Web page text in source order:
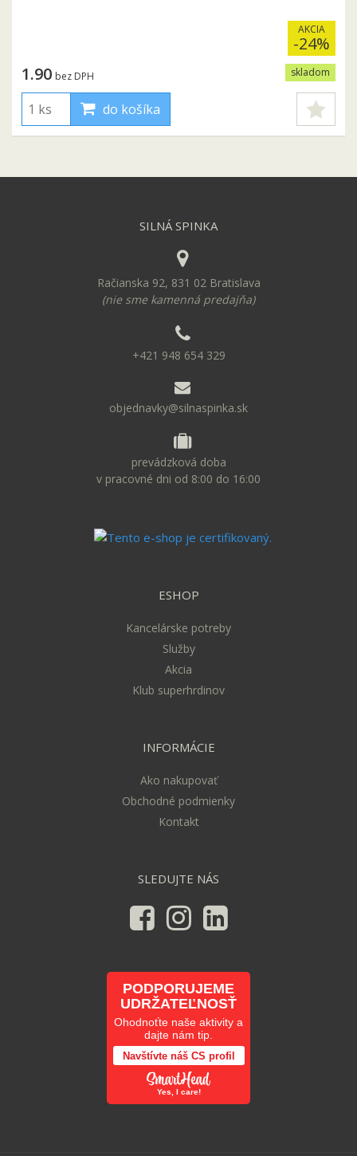
AKCIA
-24%
skladom
1.90 bez DPH
do košíka
SILNÁ SPINKA
Račianska 92, 831 02 Bratislava
(nie sme kamenná predajňa)
+421 948 654 329
objednavky@silnaspinka.sk
prevádzková doba
v pracovné dni od 8:00 do 16:00
ESHOP
Kancelárske potreby
Služby
Akcia
Klub superhrdinov
INFORMÁCIE
Ako nakupovať
Obchodné podmienky
Kontakt
SLEDUJTE NÁS
PODPORUJEME
UDRŽATEĽNOSŤ
Ohodnoťte naše aktivity a
dajte nám tip.
Navštívte náš CS profil
Yes, I care!